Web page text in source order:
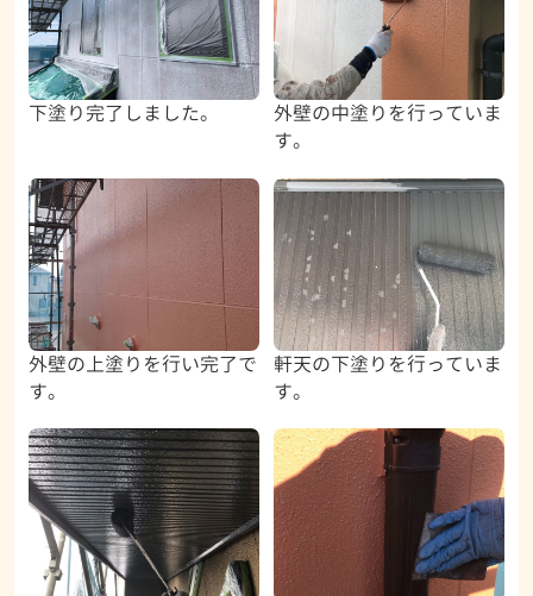
下塗り完了しました。
外壁の中塗りを行っていま
す。
外壁の上塗りを行い完了で
す。
軒天の下塗りを行っていま
す。